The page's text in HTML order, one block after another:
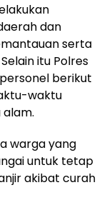
dan
serta
itu Polres
berikut
waktu
warga yang
untuk tetap
akibat curah